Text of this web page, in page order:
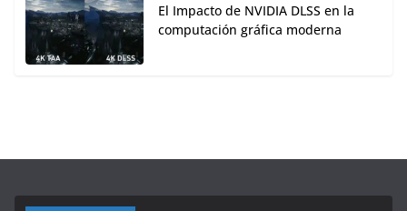
El Impacto de NVIDIA DLSS en la
computación gráfica moderna